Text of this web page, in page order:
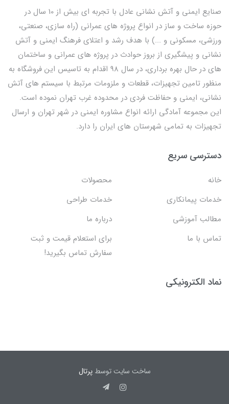
صنایع ایمنی و آتش نشانی عادل با تجربه ای بیش از 10 سال در
حوزه ساخت و ساز در انواع پروژه های عمرانی (راه سازی، صنعتی،
ورزشی، مسکونی و ...) با هدف رشد و اعتلای فرهنگ ایمنی و آتش
نشانی و پیشگیری از بروز حوادث در پروژه های عمرانی و ساختمان
های در حال بهره برداری، در سال 98 اقدام به تاسیس این فروشگاه به
منظور تامین تجهیزات، قطعات و ملزومات مرتبط با سیستم های آتش
نشانی، ایمنی و حفاظت فردی در محدوده غرب تهران نموده است.
این مجموعه آمادگی ارائه انواع مشاوره ایمنی در شهر تهران و ارسال
تجهیزات به تمامی شهرستان های ایران را دارد.
دسترسی سریع
خانه
محصولات
خدمات پیمانکاری
خدمات طراحی
مطالب آموزشی
درباره ما
تماس با ما
برای استعلام قیمت و ثبت
سفارش تماس بگیرید!
نماد الکترونیکی
ساخت سایت توسطپرتال